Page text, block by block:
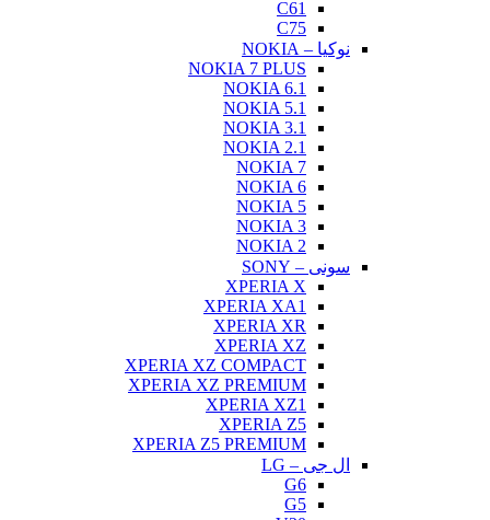
نوکیا – NOKIA
NOKIA 7 PLUS
NOKIA 6.1
NOKIA 5.1
NOKIA 3.1
NOKIA 2.1
NOKIA 7
NOKIA 6
NOKIA 5
NOKIA 3
NOKIA 2
سونی – SONY
XPERIA X
XPERIA XA1
XPERIA XR
XPERIA XZ
XPERIA XZ COMPACT
XPERIA XZ PREMIUM
XPERIA XZ1
XPERIA Z5
XPERIA Z5 PREMIUM
ال جی – LG